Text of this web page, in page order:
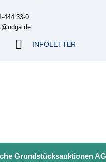
33-0
INFOLETTER
Grundstücksauktionen AG